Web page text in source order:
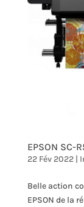
EPSON SC-
22 Fév 2022|
Belle action
EPSON de la